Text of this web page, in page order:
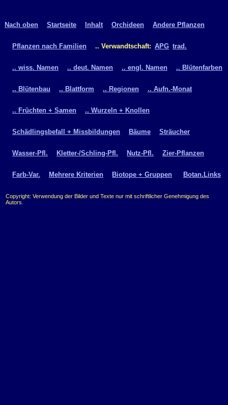
Nach oben Startseite Inhalt Orchideen Andere Pflanzen
Pflanzen nach Familien .. Verwandtschaft: APG trad.
.. wiss. Namen .. deut. Namen .. engl. Namen .. Blütenfarben
.. Blütenbau .. Blattform .. Regionen .. Aufn.-Monat
.. Früchten + Samen .. Wurzeln + Knollen
Schädlingsbefall + Missbildungen Bäume Sträucher
Wasser-Pfl. Kletter-/Schling-Pfl. Nutz-Pfl. Zier-Pflanzen
Farb-Var. Mehrere Kriterien Biotope + Gruppen Botan.Links
Copyright: Verwendung der Bilder und Texte nur mit schriftlicher Genehmigung des
Autors.